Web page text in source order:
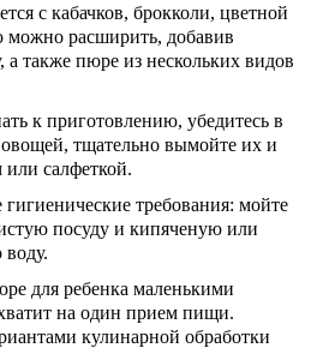
с кабачков, брокколи, цветной
можно расширить, добавив
а также пюре из нескольких видов
к приготовлению, убедитесь в
овощей, тщательно вымойте их и
салфеткой.
требования: мойте
посуду и кипяченую или
для ребенка маленькими
на один прием пищи.
кулинарной обработки